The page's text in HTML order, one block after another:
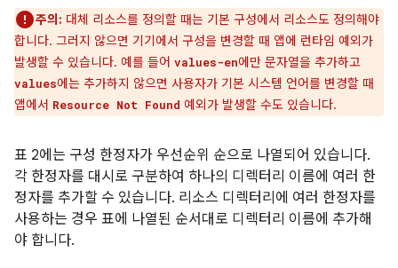
주의: 대체 리소스를 정의할 때는 기본 구성에서 리소스도 정의해야
합니다. 그러지 않으면 기기에서 구성을 변경할 때 앱에 런타임 예외가
발생할 수 있습니다. 예를 들어 values-en에만 문자열을 추가하고
values에는 추가하지 않으면 사용자가 기본 시스템 언어를 변경할 때
앱에서 Resource Not Found 예외가 발생할 수도 있습니다.
표 2에는 구성 한정자가 우선순위 순으로 나열되어 있습니다.
각 한정자를 대시로 구분하여 하나의 디렉터리 이름에 여러 한
정자를 추가할 수 있습니다. 리소스 디렉터리에 여러 한정자를
사용하는 경우 표에 나열된 순서대로 디렉터리 이름에 추가해
야 합니다.